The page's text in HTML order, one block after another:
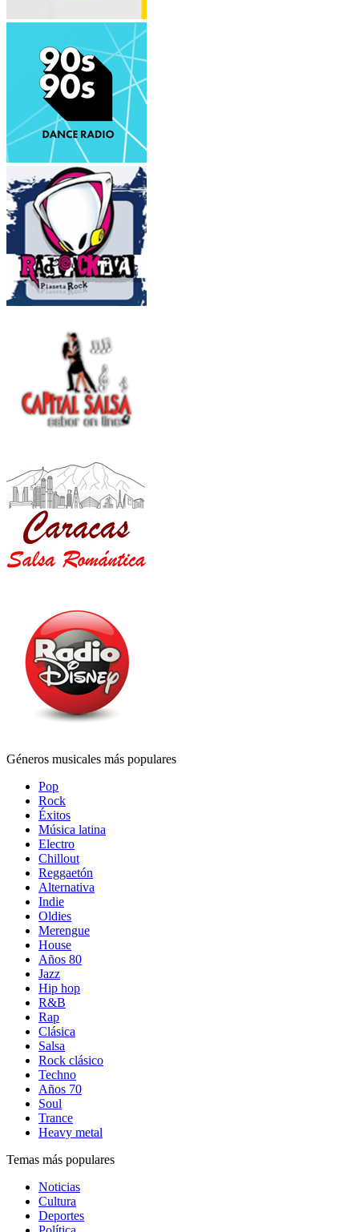
Géneros musicales más populares
Pop
Rock
Éxitos
Música latina
Electro
Chillout
Reggaetón
Alternativa
Indie
Oldies
Merengue
House
Años 80
Jazz
Hip hop
R&B
Rap
Clásica
Salsa
Rock clásico
Techno
Años 70
Soul
Trance
Heavy metal
Temas más populares
Noticias
Cultura
Deportes